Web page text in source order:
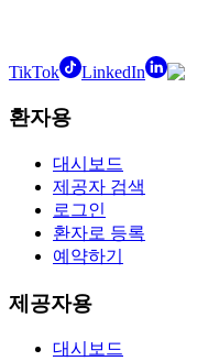
TikTok LinkedIn
환자용
대시보드
제공자 검색
로그인
환자로 등록
예약하기
제공자용
대시보드